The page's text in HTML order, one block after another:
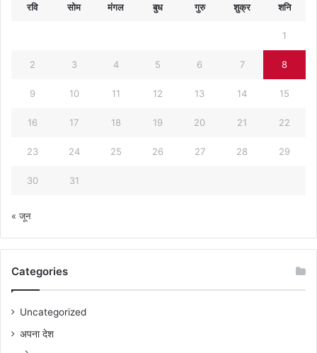
रवि सोम मंगल बुध गुरु शुक्र शनि
1
2 3 4 5 6 7 8
9 10 11 12 13 14 15
16 17 18 19 20 21 22
23 24 25 26 27 28 29
30 31
« जून
Categories
Uncategorized
अपना देश